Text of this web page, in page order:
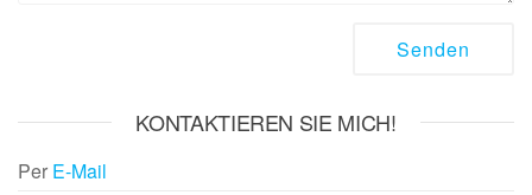
KONTAKTIEREN SIE MICH!
Per E-Mail